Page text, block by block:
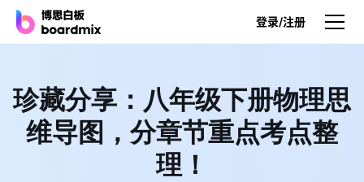
登录/注册
产品
博思白板
无限画布，AI加持，实时协作
珍藏分享：八年级下册物理思
维导图，分章节重点考点整
理！